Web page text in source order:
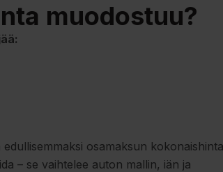
muodostuu?
osamaksun kokonaishinta
– se vaihtelee auton mallin, iän ja